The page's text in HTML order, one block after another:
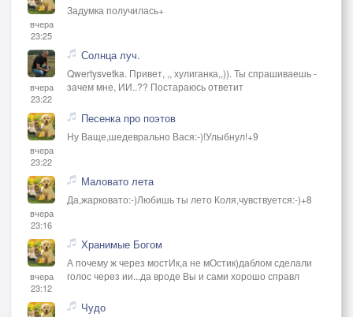
вчера
23:25
Задумка получилась+
вчера
23:22
Солнца луч.
Qwertysvetka. Привет, ,, хулиганка,,)). Ты спрашиваешь -
зачем мне, ИИ..?? Постараюсь ответит
вчера
23:22
Песенка про поэтов
Ну Ваще,шедеврально Вася:-)!Улыбнул!+9
вчера
23:16
Маловато лета
Да,жарковато:-)Любишь ты лето Коля,чувствуется:-)+8
вчера
23:12
Хранимые Богом
А почему ж через мостИк,а не мОстик)даблом сделали
голос через ии...да вроде Вы и сами хорошо справл
Чудо